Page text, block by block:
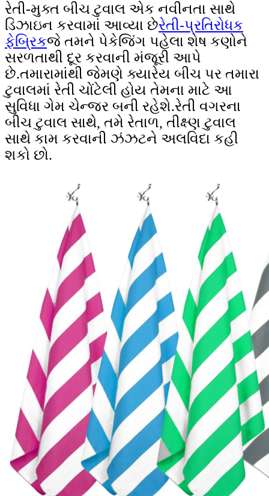
રેતી-મુક્ત બીચ ટુવાલ એક નવીનતા સાથે
ડિઝાઇન કરવામાં આવ્યા છેરેતી-પ્રતિરોધક
ફેબ્રિકજે તમને પેકેજિંગ પહેલા શેષ કણોને
સરળતાથી દૂર કરવાની મંજૂરી આપે
છે.તમારામાંથી જેમણે ક્યારેય બીચ પર તમારા
ટુવાલમાં રેતી ચોંટેલી હોય તેમના માટે આ
સુવિધા ગેમ ચેન્જર બની રહેશે.રેતી વગરના
બીચ ટુવાલ સાથે, તમે રેતાળ, તીક્ષ્ણ ટુવાલ
સાથે કામ કરવાની ઝંઝટને અલવિદા કહી
શકો છો.